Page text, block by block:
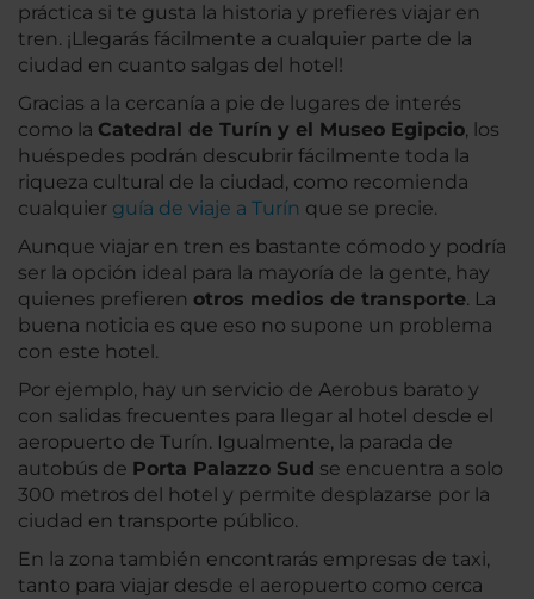
práctica si te gusta la historia y prefieres viajar en
tren. ¡Llegarás fácilmente a cualquier parte de la
ciudad en cuanto salgas del hotel!
Gracias a la cercanía a pie de lugares de interés
como la Catedral de Turín y el Museo Egipcio, los
huéspedes podrán descubrir fácilmente toda la
riqueza cultural de la ciudad, como recomienda
cualquier guía de viaje a Turín que se precie.
Aunque viajar en tren es bastante cómodo y podría
ser la opción ideal para la mayoría de la gente, hay
quienes prefieren otros medios de transporte. La
buena noticia es que eso no supone un problema
con este hotel.
Por ejemplo, hay un servicio de Aerobus barato y
con salidas frecuentes para llegar al hotel desde el
aeropuerto de Turín. Igualmente, la parada de
autobús de Porta Palazzo Sud se encuentra a solo
300 metros del hotel y permite desplazarse por la
ciudad en transporte público.
En la zona también encontrarás empresas de taxi,
tanto para viajar desde el aeropuerto como cerca